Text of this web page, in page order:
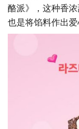
酪派》，这种香
也是将馅料作出